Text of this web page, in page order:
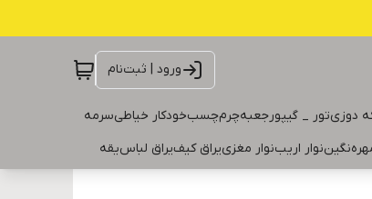
ورود | ثبت‌نام
دوزیتور _ گیپورجعبهچرمچسبخودکار خیاطیسرمه
نگیننوار اریبنوار مغزییراق کیفیراق لباسیقه